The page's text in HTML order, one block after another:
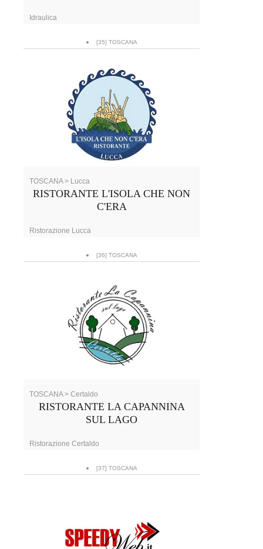
Idraulica
[35] TOSCANA
TOSCANA > Lucca
RISTORANTE L'ISOLA CHE NON
C'ERA
Ristorazione Lucca
[36] TOSCANA
TOSCANA > Certaldo
RISTORANTE LA CAPANNINA
SUL LAGO
Ristorazione Certaldo
[37] TOSCANA